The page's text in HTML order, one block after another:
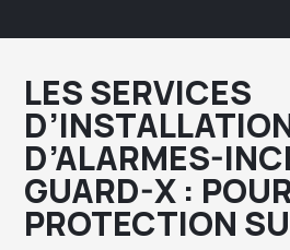
LES SERVICES
D’ALARMES-
GUARD-X :
PROTECTION